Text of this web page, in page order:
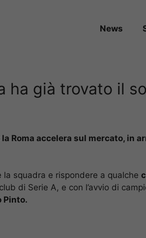
News
ha già trovato il
Roma accelera sul mercato, in
squadra e rispondere a qualche
di Serie A, e con l’avvio di
Pinto.